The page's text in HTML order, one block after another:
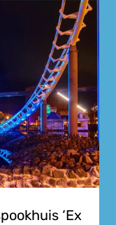
‘Ex